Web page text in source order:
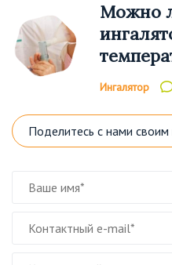
Можно
Ингалятор
Поделитесь с нами